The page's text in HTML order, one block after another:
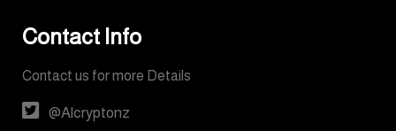
Contact Info
Contact us for more Details
@Alcryptonz